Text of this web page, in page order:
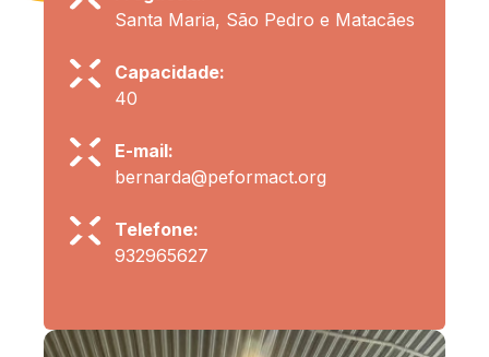
Santa Maria, São Pedro e Matacães
Capacidade:
40
E-mail:
bernarda@peformact.org
Telefone:
932965627